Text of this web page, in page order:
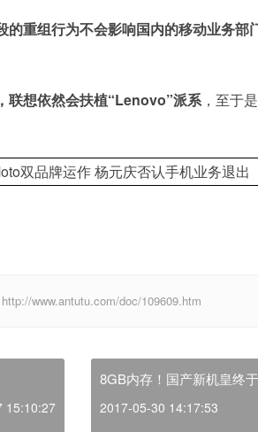
的重组行为不会影响国内的移动业务部
联想依然会扶植“Lenovo”派系，至于
www.antutu.com/doc/109609.htm
15:10:27
8GB内存！国产新机皇终
2017-05-30 14:17:53